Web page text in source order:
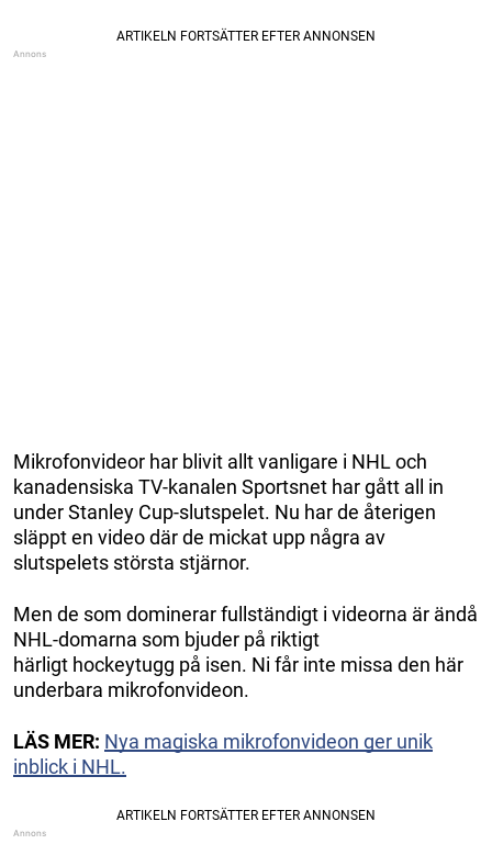
Mikrofonvideor har blivit allt vanligare i NHL och
kanadensiska TV-kanalen Sportsnet har gått all in
under Stanley Cup-slutspelet. Nu har de återigen
släppt en video där de mickat upp några av
slutspelets största stjärnor.
Men de som dominerar fullständigt i videorna är ändå
NHL-domarna som bjuder på riktigt
härligt hockeytugg på isen. Ni får inte missa den här
underbara mikrofonvideon.
LÄS MER: Nya magiska mikrofonvideon ger unik
inblick i NHL.